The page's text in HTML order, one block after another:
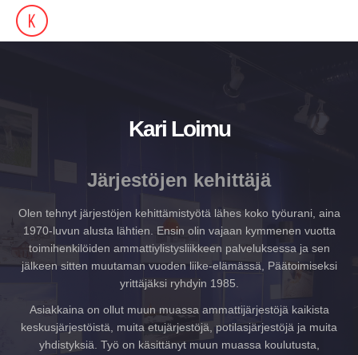
Kari Loimu
Järjestöjen kehittäjä
Olen tehnyt järjestöjen kehittämistyötä lähes koko työurani, aina
1970-luvun alusta lähtien. Ensin olin vajaan kymmenen vuotta
toimihenkilöiden ammattiylistysliikkeen palveluksessa ja sen
jälkeen sitten muutaman vuoden liike-elämässä, Päätoimiseksi
yrittäjäksi ryhdyin 1985.
Asiakkaina on ollut muun muassa ammattijärjestöjä kaikista
keskusjärjestöistä, muita etujärjestöjä, potilasjärjestöjä ja muita
yhdistyksiä. Työ on käsittänyt muun muassa koulutusta,